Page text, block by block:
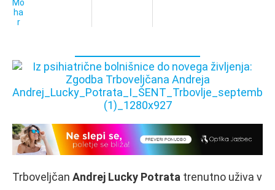
Trboveljčan Andrej Lucky Potrata trenutno uživa v